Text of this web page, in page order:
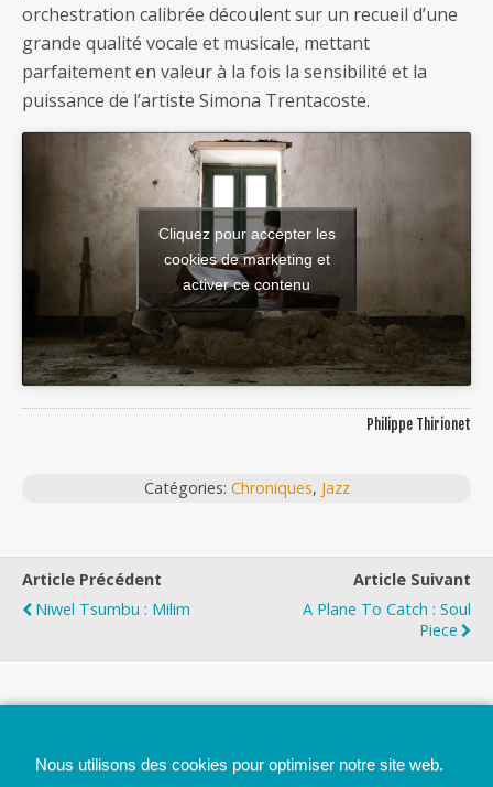
orchestration calibrée découlent sur un recueil d’une
grande qualité vocale et musicale, mettant
parfaitement en valeur à la fois la sensibilité et la
puissance de l’artiste Simona Trentacoste.
Cliquez pour accepter les
cookies de marketing et
activer ce contenu
Philippe Thirionet
Catégories: Chroniques, Jazz
Article Précédent
Niwel Tsumbu : Milim
Article Suivant
A Plane To Catch : Soul
Piece
Nous utilisons des cookies pour optimiser notre site web.